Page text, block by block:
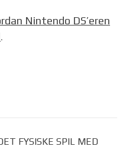
Nintendo DS’eren
.
FYSISKE SPIL MED